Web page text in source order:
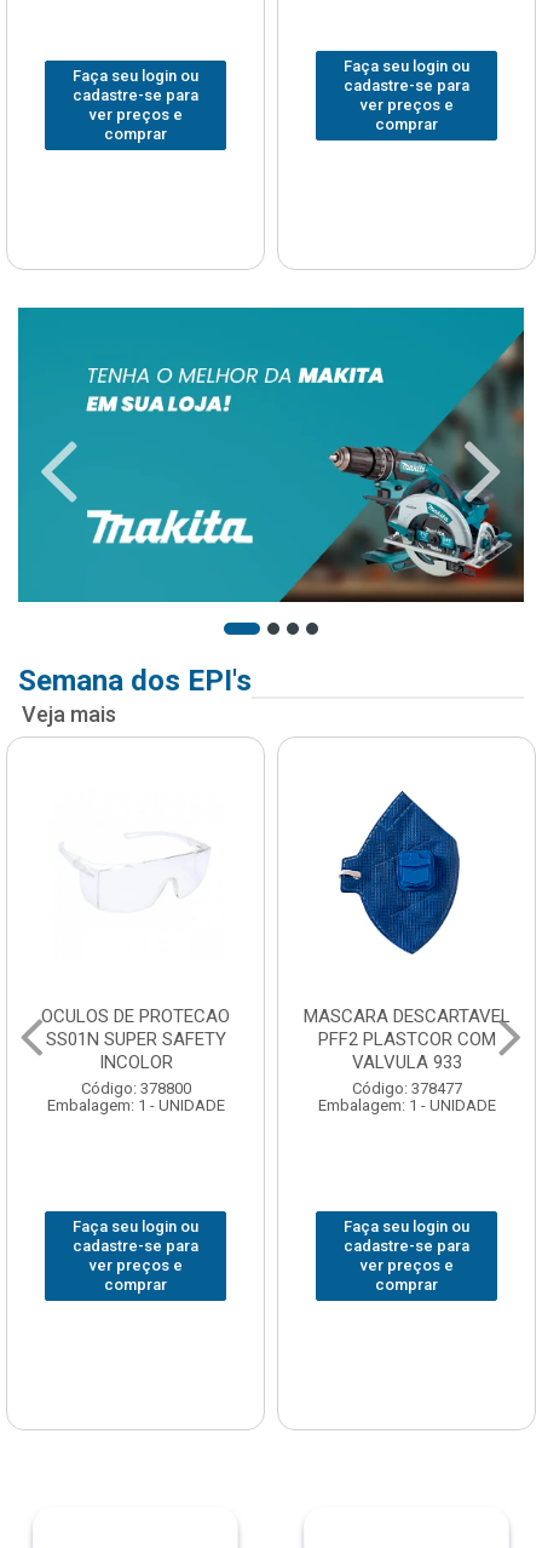
Faça seu login ou
cadastre-se para
ver preços e
comprar
Faça seu login ou
cadastre-se para
ver preços e
comprar
Semana dos EPI's
Veja mais
OCULOS DE PROTECAO
SS01N SUPER SAFETY
INCOLOR
Código: 378800
Embalagem: 1 - UNIDADE
Faça seu login ou
cadastre-se para
ver preços e
comprar
MASCARA DESCARTAVEL
PFF2 PLASTCOR COM
VALVULA 933
Código: 378477
Embalagem: 1 - UNIDADE
Faça seu login ou
cadastre-se para
ver preços e
comprar